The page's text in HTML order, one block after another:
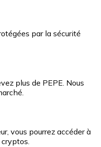
par la sécurité
plus de PEPE. Nous
vous pourrez accéder à